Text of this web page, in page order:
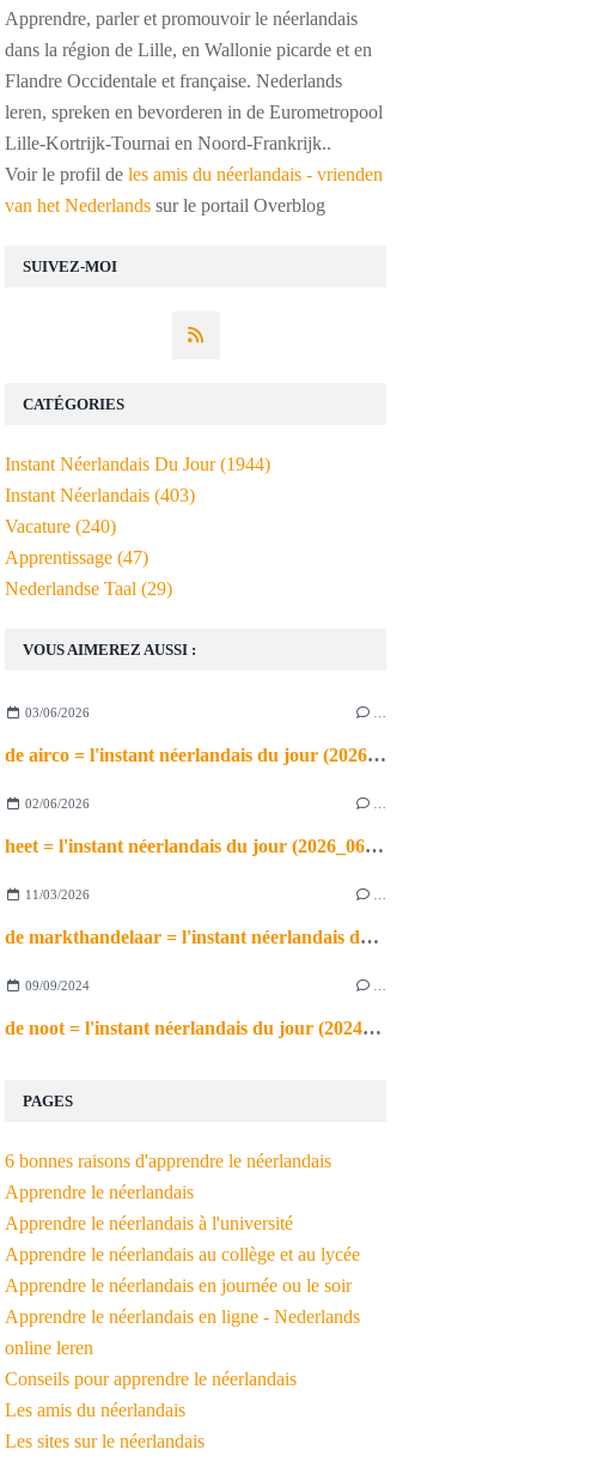
SUIVEZ-MOI
Apprendre, parler et promouvoir le néerlandais
dans la région de Lille, en Wallonie picarde et en
Flandre Occidentale et française. Nederlands
leren, spreken en bevorderen in de Eurometropool
Lille-Kortrijk-Tournai en Noord-Frankrijk..
Voir le profil de les amis du néerlandais - vrienden
van het Nederlands sur le portail Overblog
VOUS AIMEREZ AUSSI :
03/06/2026
de airco = l'instant néerlandais du jour (2026_06_03)
02/06/2026
heet = l'instant néerlandais du jour (2026_06_02)
11/03/2026
de markthandelaar = l'instant néerlandais du jour (2026_03_11)
09/09/2024
de noot = l'instant néerlandais du jour (2024_09_09)
PAGES
6 bonnes raisons d'apprendre le néerlandais
Apprendre le néerlandais
Apprendre le néerlandais à l'université
Apprendre le néerlandais au collège et au lycée
Apprendre le néerlandais en journée ou le soir
Apprendre le néerlandais en ligne - Nederlands
online leren
Conseils pour apprendre le néerlandais
Les amis du néerlandais
Les sites sur le néerlandais
CATÉGORIES
Instant Néerlandais Du Jour(1944)
Instant Néerlandais (403)
Vacature (240)
Apprentissage (47)
Nederlandse Taal (29)